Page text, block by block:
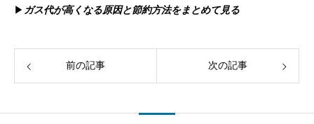
▶ ガス代が高くなる原因と節約方法をまとめて見る
前の記事 次の記事